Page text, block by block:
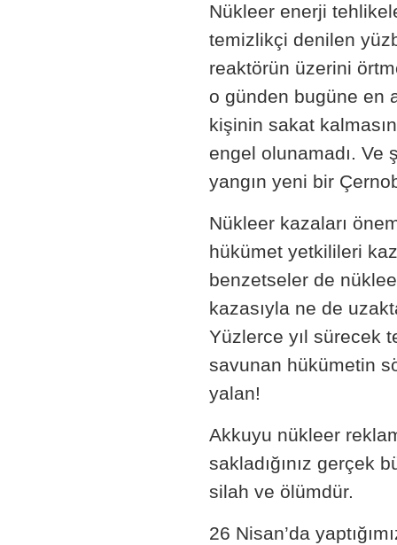
Nükleer enerji
temizlikçi denilen
reaktörün üzerini
o günden bugüne en
kişinin sakat
engel olunamadı. Ve
yangın yeni bir
Nükleer kazaları
hükümet yetkilileri
benzetseler de
kazasıyla ne de
Yüzlerce yıl sürecek
savunan hükümetin
yalan!
Akkuyu nükleer
sakladığınız gerçek
silah ve ölümdür.
26 Nisan’da